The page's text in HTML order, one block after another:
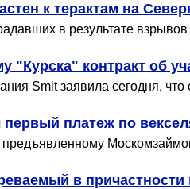
к терактам на
в результате
"Курска" контракт об
Smit заявила сегодня,
платеж по
в причастности